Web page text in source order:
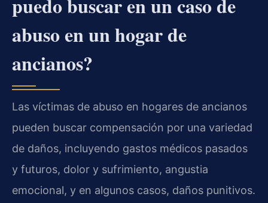
puedo buscar en un caso de
abuso en un hogar de
ancianos?
Las víctimas de abuso en hogares de ancianos
pueden buscar compensación por una variedad
de daños, incluyendo gastos médicos pasados
y futuros, dolor y sufrimiento, angustia
emocional, y en algunos casos, daños punitivos.